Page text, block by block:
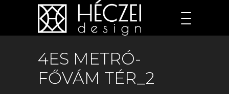
4ES METRÓ-
FŐVÁM TÉR_2